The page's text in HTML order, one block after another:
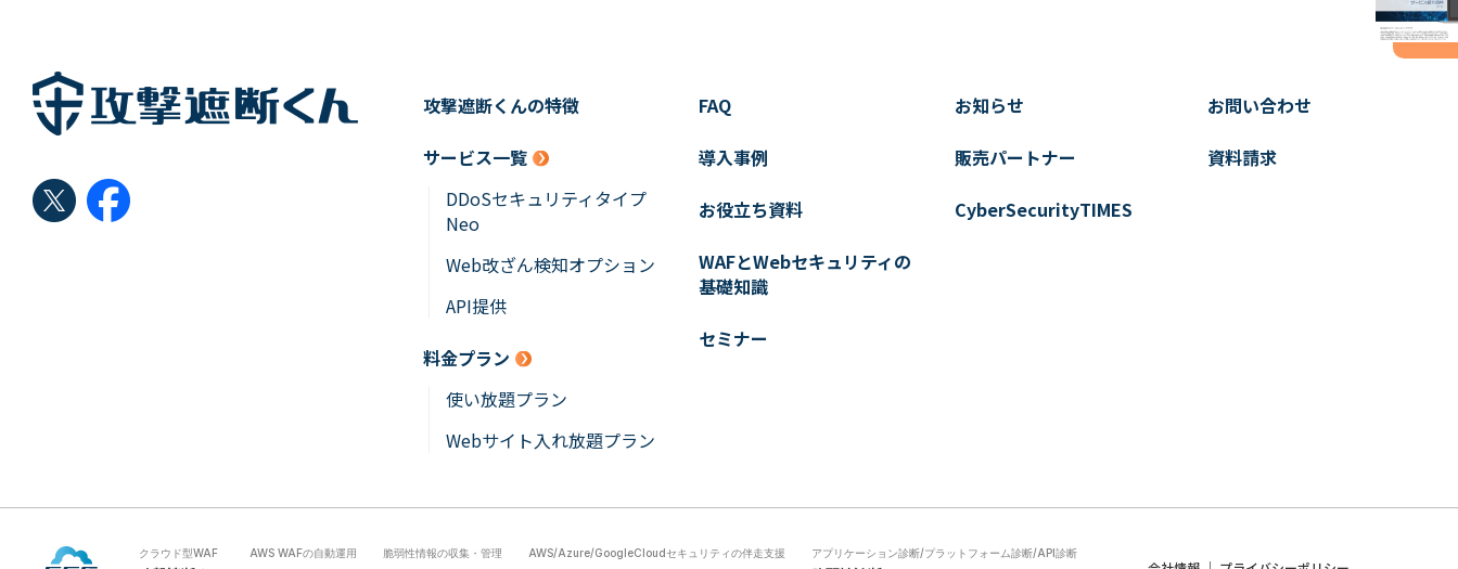
攻撃遮断くんの特徴
サービス一覧
DDoSセキュリティタイプ
Neo
Web改ざん検知オプション
API提供
料金プラン
使い放題プラン
Webサイト入れ放題プラン
FAQ
導入事例
お役立ち資料
WAFとWebセキュリティの
基礎知識
セミナー
お知らせ
販売パートナー
CyberSecurityTIMES
お問い合わせ
資料請求
クラウド型WAF AWS WAFの自動運用 脆弱性情報の収集・管理 AWS/Azure/GoogleCloudセキュリティの伴走支援 アプリケーション診断/プラットフォーム診断/API診断